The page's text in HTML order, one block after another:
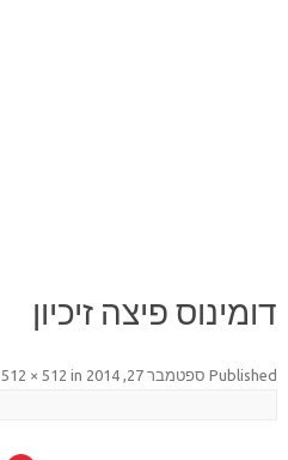
דומינוס פיצה זיכיון
Published ספטמבר 27, 2014 512 × 512 in